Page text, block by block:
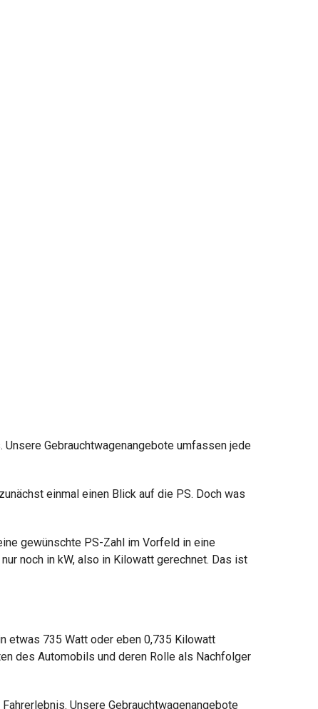
Gebrauchtwagenangebote umfassen jede
einmal einen Blick auf die PS. Doch was
gewünschte PS-Zahl im Vorfeld in eine
noch in kW, also in Kilowatt gerechnet. Das ist
etwas 735 Watt oder eben 0,735 Kilowatt
des Automobils und deren Rolle als Nachfolger
Unsere Gebrauchtwagenangebote